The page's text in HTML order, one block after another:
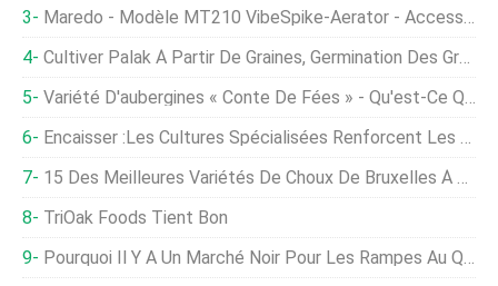
Maredo - Modèle MT210 VibeSpike-Aerator - Accessoires De Tracteur
Cultiver Palak À Partir De Graines, Germination Des Graines D'épinards
Variété D'aubergines « Conte De Fées » - Qu'est-Ce Qu'une Aubergine De Conte De Fées
Encaisser :les Cultures Spécialisées Renforcent Les Fermes Urbaines
15 Des Meilleures Variétés De Choux De Bruxelles À Cultiver À La Maison
TriOak Foods Tient Bon
Pourquoi Il Y A Un Marché Noir Pour Les Rampes Au Québec